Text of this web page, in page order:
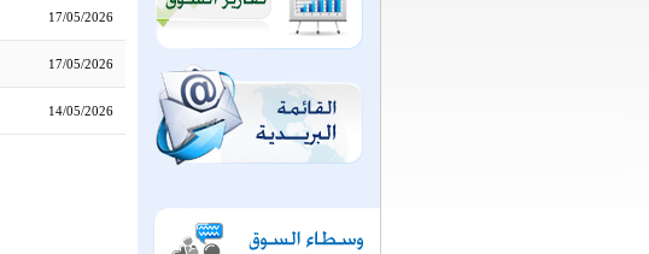
17/05/2026
17/05/2026
14/05/2026